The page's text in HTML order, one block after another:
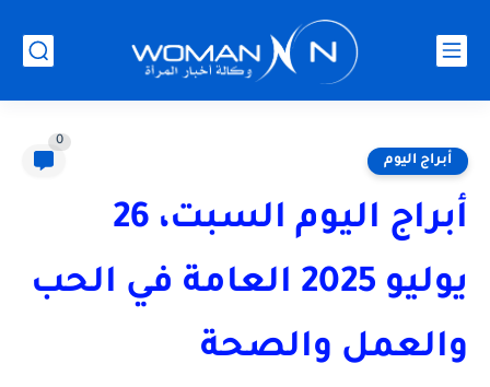
أبراج اليوم
0
أبراج اليوم السبت، 26
يوليو 2025 العامة في الحب
والعمل والصحة